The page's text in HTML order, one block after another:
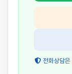
전화상담은